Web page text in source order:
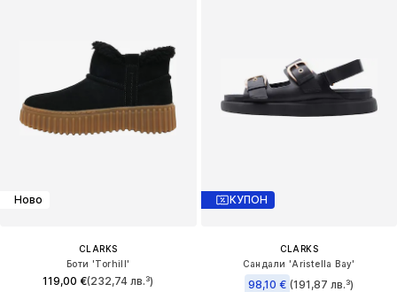
Ново
CLARKS
Боти 'Torhill'
119,00 €(232,74 лв.³)
КУПОН
CLARKS
Сандали 'Aristella Bay'
98,10 € (191,87 лв.³)